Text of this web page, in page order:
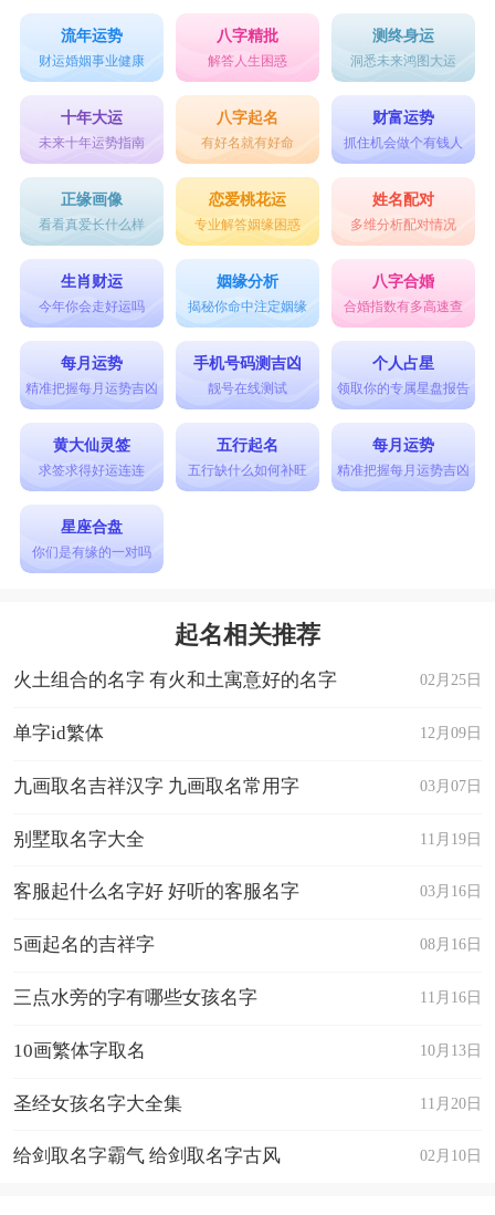
流年运势
财运婚姻事业健康
八字精批
解答人生困惑
测终身运
洞悉未来鸿图大运
十年大运
未来十年运势指南
八字起名
有好名就有好命
财富运势
抓住机会做个有钱人
正缘画像
看看真爱长什么样
恋爱桃花运
专业解答姻缘困惑
姓名配对
多维分析配对情况
生肖财运
今年你会走好运吗
姻缘分析
揭秘你命中注定姻缘
八字合婚
合婚指数有多高速查
每月运势
精准把握每月运势吉凶
手机号码测吉凶
靓号在线测试
个人占星
领取你的专属星盘报告
黄大仙灵签
求签求得好运连连
五行起名
五行缺什么如何补旺
每月运势
精准把握每月运势吉凶
星座合盘
你们是有缘的一对吗
起名相关推荐
02月25日
火土组合的名字 有火和土寓意好的名字
12月09日
单字id繁体
03月07日
九画取名吉祥汉字 九画取名常用字
11月19日
别墅取名字大全
03月16日
客服起什么名字好 好听的客服名字
08月16日
5画起名的吉祥字
11月16日
三点水旁的字有哪些女孩名字
10月13日
10画繁体字取名
11月20日
圣经女孩名字大全集
02月10日
给剑取名字霸气 给剑取名字古风